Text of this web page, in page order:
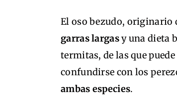
El oso bezudo, originario
garras largasy una dieta
termitas, de las que
confundirse con los
ambas especies.